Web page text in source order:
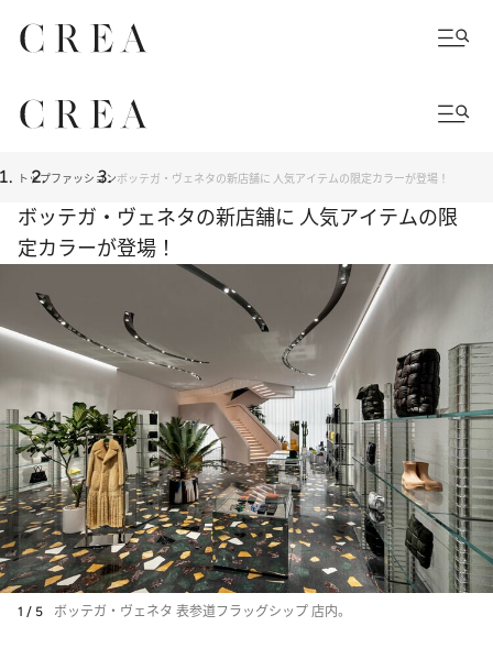
トップファッションボッテガ・ヴェネタの新店舗に 人気アイテムの限定カラーが登場！
ボッテガ・ヴェネタの新店舗に 人気アイテムの限
定カラーが登場！
1 / 5 ボッテガ・ヴェネタ 表参道フラッグシップ 店内。